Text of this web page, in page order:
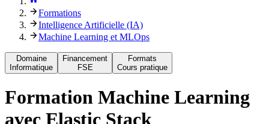
Formations
Intelligence Artificielle (IA)
Machine Learning et MLOps
Domaine
Informatique
Financement
FSE
Formats
Cours pratique
Formation Machine Learning
avec Elastic Stack